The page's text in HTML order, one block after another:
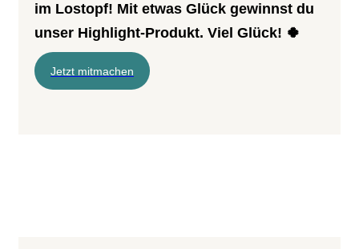
im Lostopf! Mit etwas Glück gewinnst du
unser Highlight-Produkt. Viel Glück! 🍀
Jetzt mitmachen